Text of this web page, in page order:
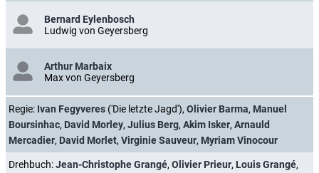
Bernard Eylenbosch
Ludwig von Geyersberg
Arthur Marbaix
Max von Geyersberg
Regie: Ivan Fegyveres ('Die letzte Jagd'), Olivier Barma, Manuel
Boursinhac, David Morley, Julius Berg, Akim Isker, Arnauld
Mercadier, David Morlet, Virginie Sauveur, Myriam Vinocour
Drehbuch:Jean-Christophe Grangé, Olivier Prieur, Louis Grangé,